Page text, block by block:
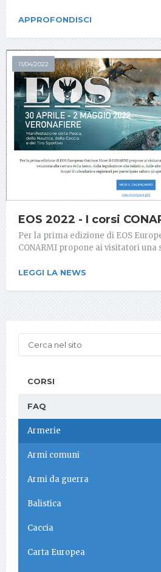
APPROFONDISCI
11/04/2022
EOS 2022 - I corsi
Per la prima edizione di EOS
CONARMI propone ai visitatori una
LEGGI LA NEWS
CORSI
FAQ
Armerie
Armi comuni
Armi da guerra
Balistica
Caccia
Carta Europea